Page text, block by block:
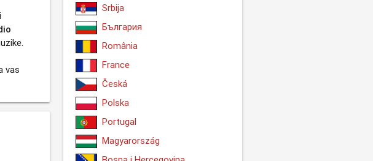
vas
Srbija
България
România
France
Česká
Polska
Portugal
Magyarország